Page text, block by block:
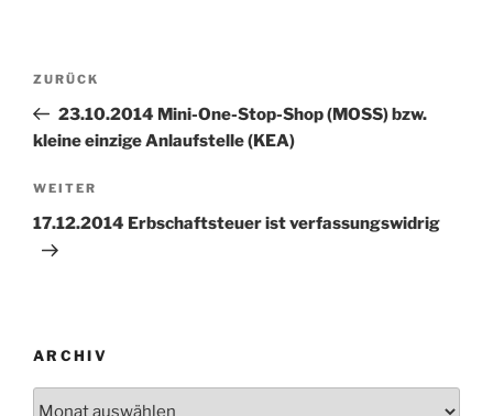
Beitragsnavigation
Vorheriger
Beitrag
ZURÜCK
23.10.2014 Mini-One-Stop-Shop (MOSS) bzw.
kleine einzige Anlaufstelle (KEA)
Nächster
Beitrag
WEITER
17.12.2014 Erbschaftsteuer ist verfassungswidrig
ARCHIV